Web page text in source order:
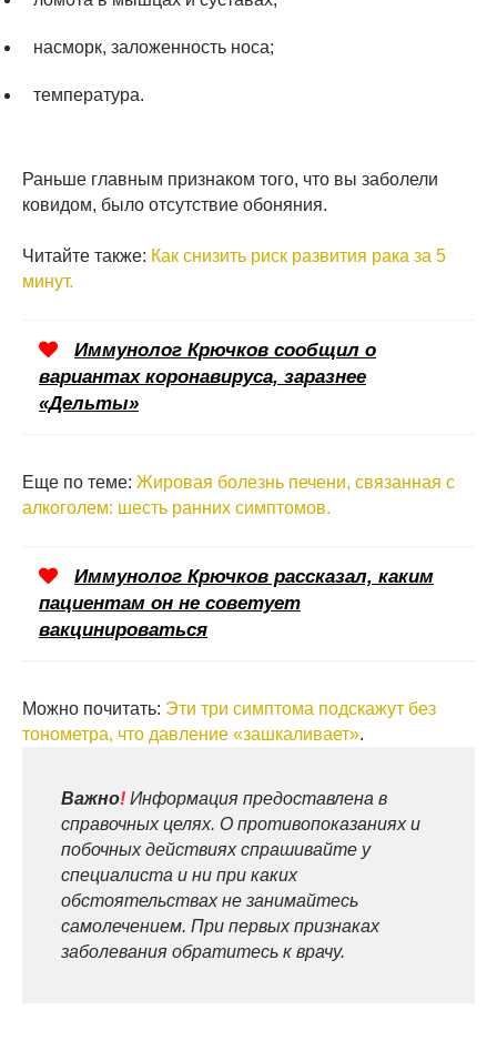
насморк, заложенность носа;
температура.
Раньше главным признаком того, что вы заболели
ковидом, было отсутствие обоняния.
Читайте также: Как снизить риск развития рака за 5
минут.
Иммунолог Крючков сообщил о
вариантах коронавируса, заразнее
«Дельты»
Еще по теме: Жировая болезнь печени, связанная с
алкоголем: шесть ранних симптомов.
Иммунолог Крючков рассказал, каким
пациентам он не советует
вакцинироваться
Можно почитать: Эти три симптома подскажут без
тонометра, что давление «зашкаливает».
Важно! Информация предоставлена в
справочных целях. О противопоказаниях и
побочных действиях спрашивайте у
специалиста и ни при каких
обстоятельствах не занимайтесь
самолечением. При первых признаках
заболевания обратитесь к врачу.